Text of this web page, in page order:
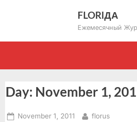
FLORIДА
Ежемесячный
Day: November 1,
Posted
November 1, 2011 By
florus